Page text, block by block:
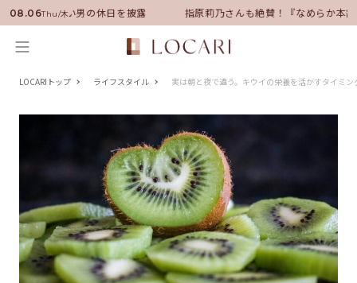
08.06Thu/木
に就任！いい男の休日を披露 指原莉乃さんも絶賛！『なめらか本
LOCARIトップ ライフスタイル 実は朝と夜で違う。キウイの栄養を活かすタイミ